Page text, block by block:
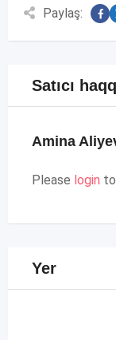
Paylaş:
Satıcı
Amina
Please login
Yer